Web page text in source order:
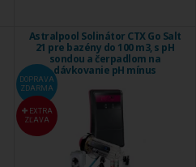
Astralpool Solinátor CTX Go Salt
21 pre bazény do 100 m3, s pH
sondou a čerpadlom na
dávkovanie pH mínus
DOPRAVA
ZDARMA
EXTRA
ZĽAVA